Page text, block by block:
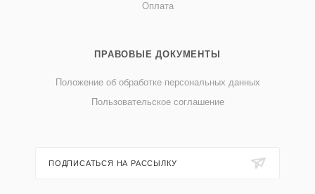
Оплата
ПРАВОВЫЕ ДОКУМЕНТЫ
Положение об обработке персональных данных
Пользовательское соглашение
ПОДПИСАТЬСЯ НА РАССЫЛКУ